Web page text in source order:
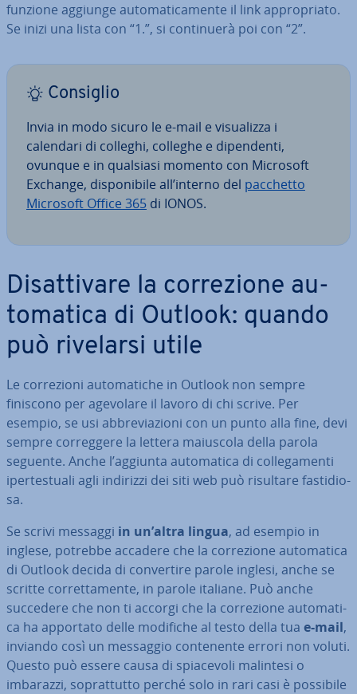
funzione aggiunge au­to­ma­ti­ca­men­te il link ap­pro­pria­to.
Se inizi una lista con “1.”, si con­ti­nue­rà poi con “2”.
Consiglio
Invia in modo sicuro le e-mail e vi­sua­liz­za i
calendari di colleghi, colleghe e di­pen­den­ti,
ovunque e in qualsiasi momento con Microsoft
Exchange, di­spo­ni­bi­le all’interno del pacchetto
Microsoft Office 365 di IONOS.
Di­sat­ti­va­re la cor­re­zio­ne au­
to­ma­ti­ca di Outlook: quando
può rivelarsi utile
Le cor­re­zio­ni au­to­ma­ti­che in Outlook non sempre
finiscono per agevolare il lavoro di chi scrive. Per
esempio, se usi ab­bre­via­zio­ni con un punto alla fine, devi
sempre cor­reg­ge­re la lettera maiuscola della parola
seguente. Anche l’aggiunta au­to­ma­ti­ca di col­le­ga­men­ti
iper­te­stua­li agli indirizzi dei siti web può risultare fa­sti­dio­
sa.
Se scrivi messaggi in un’altra lingua, ad esempio in
inglese, potrebbe accadere che la cor­re­zio­ne au­to­ma­ti­ca
di Outlook decida di con­ver­ti­re parole inglesi, anche se
scritte cor­ret­ta­men­te, in parole italiane. Può anche
succedere che non ti accorgi che la cor­re­zio­ne au­to­ma­ti­
ca ha apportato delle modifiche al testo della tua e-mail,
inviando così un messaggio con­te­nen­te errori non voluti.
Questo può essere causa di spia­ce­vo­li malintesi o
imbarazzi, so­prat­tut­to perché solo in rari casi è possibile